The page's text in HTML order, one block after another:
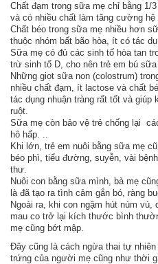
Chất đạm trong sữa mẹ chỉ bằng 1/
và có nhiều chất làm tăng cường hệ
Chất béo trong sữa mẹ nhiều hơn
thuộc nhóm bất bão hòa, ít có tác
Sữa mẹ có đủ các sinh tố hòa tan
trừ sinh tố D, cho nên trẻ em bú
Những giọt sữa non (colostrum)
nhiều chất đạm, ít lactose và chất
tác dụng nhuận tràng rất tốt và
ruột.
Sữa mẹ còn bảo vệ trẻ chống lại
hô hấp. ..
Khi lớn, trẻ em nuôi bằng sữa mẹ
béo phì, tiểu đường, suyễn, vài
thư.
Nuôi con bằng sữa mình, bà mẹ
là đã tạo ra tình cảm gắn bó, ràng
Ngoài ra, khi con ngậm hút núm
mau co trở lại kích thước bình
mẹ cũng bớt mập.
Đây cũng là cách ngừa thai tự
trứng của người mẹ cũng như thời